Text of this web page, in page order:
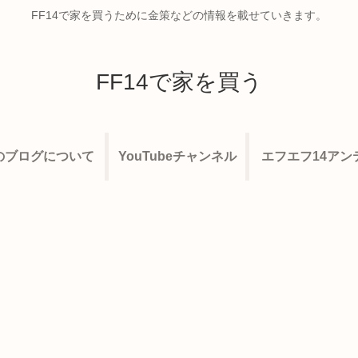
FF14で家を買うために金策などの情報を載せていきます。
FF14で家を買う
ブログについて YouTubeチャンネル エフエフ14アン